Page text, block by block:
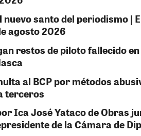
santo del periodismo |
agosto 2026
restos de piloto fallecido
al BCP por métodos
terceros
Ica José Yataco de Obras
de la Cámara de